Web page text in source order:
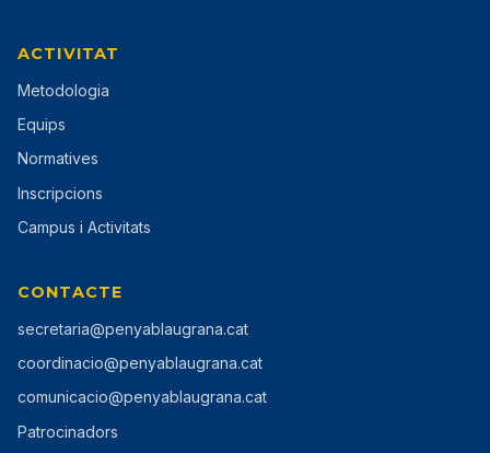
ACTIVITAT
Metodologia
Equips
Normatives
Inscripcions
Campus i Activitats
CONTACTE
secretaria@penyablaugrana.cat
coordinacio@penyablaugrana.cat
comunicacio@penyablaugrana.cat
Patrocinadors